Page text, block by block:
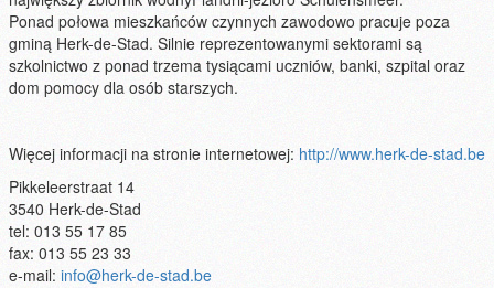
Ponad połowa mieszkańców czynnych zawodowo pracuje poza
gminą Herk-de-Stad. Silnie reprezentowanymi sektorami są
szkolnictwo z ponad trzema tysiącami uczniów, banki, szpital oraz
dom pomocy dla osób starszych.
Więcej informacji na stronie internetowej: http://www.herk-de-stad.be
Pikkeleerstraat 14
3540 Herk-de-Stad
tel: 013 55 17 85
fax: 013 55 23 33
e-mail: info@herk-de-stad.be